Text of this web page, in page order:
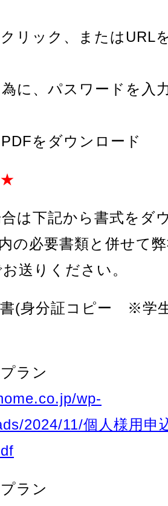
リック、またはURL
に、パスワードを入
をダウンロード
は下記から書式をダ
必要書類と併せて
送りください。
書(身分証コピー ※学
ラン
wp-
2024/11/個人様用申
ラン